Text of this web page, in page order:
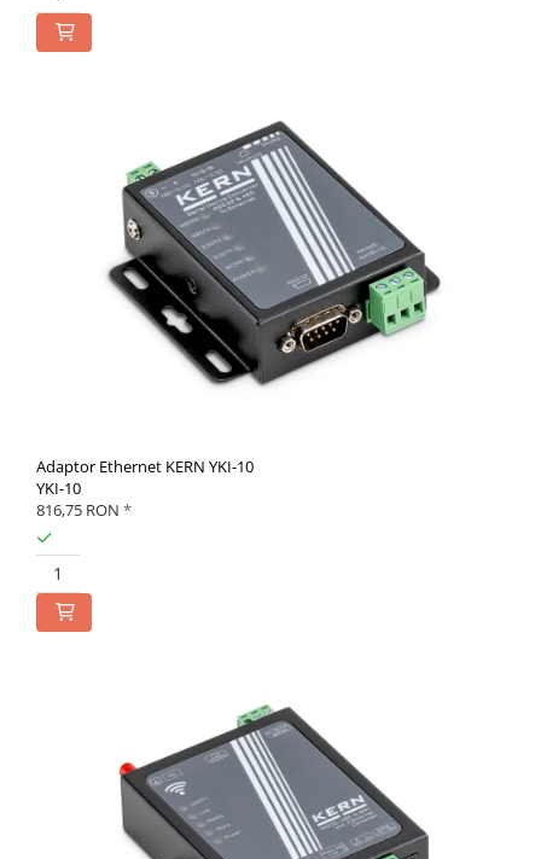
Adaptor Ethernet KERN YKI-10
YKI-10
816,75 RON *